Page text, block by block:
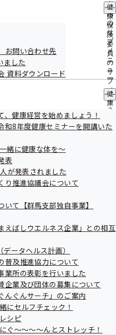
ュ
ー
案
内
の
サ
ブ
メ
ニ
ュ
ー
健
康
保
険
委
員
の
サ
ブ
メ
ニ
ュ
お問い合わせ先
ました
資料ダウンロード
健
康
く
り
、健康経営を始めましょう！
和8年度健康セミナーを開講いた
緒に健康な体を～
表
が発表されました
り推進協議会について
て【群馬支部独自事業】
えばしウエルネス企業」との相互
ータヘルス計画）
普及推進協力について
業所の表彰を行いました
企業及び団体の募集について
んぐんサーチ」のご案内
にセルフチェック！
シピ
ぐ～～～～んとストレッチ！
おり開催しますので、お知ら
11：30
（前橋本町2-2-12 前橋本
いて
支部保険者機能強化予算の
見交換）
合がございます。
聴希望申込書」に事業所
ただき、令和6年10月15日
申込みください。